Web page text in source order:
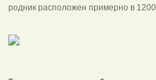
родник расположен примерно в